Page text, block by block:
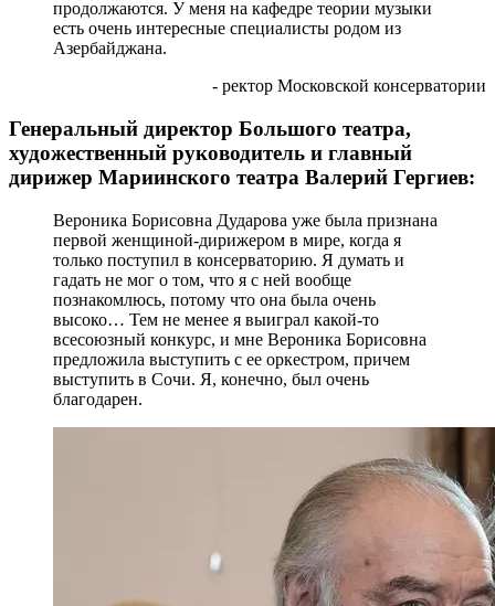
продолжаются. У меня на кафедре теории музыки
есть очень интересные специалисты родом из
Азербайджана.
- ректор Московской консерватории
Генеральный директор Большого театра,
художественный руководитель и главный
дирижер Мариинского театра Валерий Гергиев:
Вероника Борисовна Дударова уже была признана
первой женщиной-дирижером в мире, когда я
только поступил в консерваторию. Я думать и
гадать не мог о том, что я с ней вообще
познакомлюсь, потому что она была очень
высоко… Тем не менее я выиграл какой-то
всесоюзный конкурс, и мне Вероника Борисовна
предложила выступить с ее оркестром, причем
выступить в Сочи. Я, конечно, был очень
благодарен.